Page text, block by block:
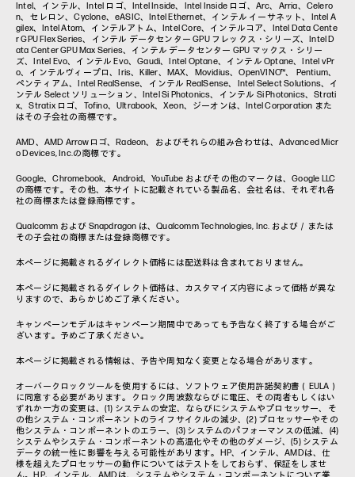
Intel、インテル、Intel ロゴ、Intel Inside、Intel Inside ロゴ、Arc、Arria、Celero
n、セレロン、Cyclone、eASIC、Intel Ethernet、インテル イーサネット、Intel A
gilex、Intel Atom、インテルアトム、Intel Core、インテルコア、Intel Data Cente
r GPU Flex Series、インテル データセンター GPU フレックス・シリーズ、Intel D
ata Center GPU Max Series、インテル データセンター GPU マックス・シリー
ズ、Intel Evo、インテル Evo、Gaudi、Intel Optane、インテル Optane、Intel vPr
o、インテルヴィープロ、Iris、Killer、MAX、Movidius、OpenVINO™、 Pentium、
ペンティアム、Intel RealSense、インテル RealSense、Intel Select Solutions、イ
ンテル Select ソリューション、Intel Si Photonics、インテル Si Photonics、Strati
x、Stratix ロゴ、Tofino、Ultrabook、Xeon、ジーオンは、Intel Corporation また
はその子会社の商標です。
AMD、AMD Arrowロゴ、Radeon、およびそれらの組み合わせは、Advanced Micr
o Devices, Inc.の商標です。
Google、Chromebook、Android、YouTube およびその他のマークは、Google LLC
の商標です。その他、本サイトに記載されている製品名、会社名は、それぞれ各
社の商標または登録商標です。
Qualcomm および Snapdragon は、Qualcomm Technologies, Inc. および／または
その子会社の商標または登録商標です。
本ページに掲載されるダイレクト価格には配送料は含まれておりません。
本ページに掲載されるダイレクト価格は、カスタマイズ内容によって価格が異な
りますので、あらかじめご了承ください。
キャンペーンモデルはキャンペーン期間中であっても予告なく終了する場合がご
ざいます。予めご了承ください。
本ページに掲載される情報は、予告や周知なく変更となる場合があります。
オーバークロックツールを使用するには、ソフトウェア使用許諾契約書（EULA）
に同意する必要があります。クロック周波数ならびに電圧、その両者もしくはい
ずれか一方の変更は、(1) システムの安定、ならびにシステムやプロセッサー、そ
の他システム・コンポーネントのライフサイクルの減少、(2) プロセッサーやその
他システム・コンポーネントのエラー、(3) システムのパフォーマンスの低減、(4)
システムやシステム・コンポーネントの高温化やその他のダメージ、(5) システム
データの統一性に影響を与える可能性があります。HP、インテル、AMDは、仕
様を超えたプロセッサーの動作についてはテストをしておらず、保証をしませ